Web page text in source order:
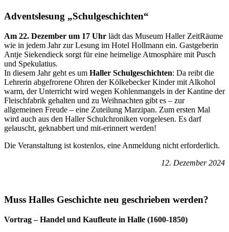
Adventslesung „Schulgeschichten“
Am 22. Dezember um 17 Uhr lädt das Museum Haller ZeitRäume
wie in jedem Jahr zur Lesung im Hotel Hollmann ein. Gastgeberin
Antje Siekendieck sorgt für eine heimelige Atmosphäre mit Pusch
und Spekulatius.
In diesem Jahr geht es um Haller Schulgeschichten: Da reibt die
Lehrerin abgefrorene Ohren der Kölkebecker Kinder mit Alkohol
warm, der Unterricht wird wegen Kohlenmangels in der Kantine der
Fleischfabrik gehalten und zu Weihnachten gibt es – zur
allgemeinen Freude – eine Zuteilung Marzipan. Zum ersten Mal
wird auch aus den Haller Schulchroniken vorgelesen. Es darf
gelauscht, geknabbert und mit-erinnert werden!
Die Veranstaltung ist kostenlos, eine Anmeldung nicht erforderlich.
12. Dezember 2024
Muss Halles Geschichte neu geschrieben werden?
Vortrag – Handel und Kaufleute in Halle (1600-1850)